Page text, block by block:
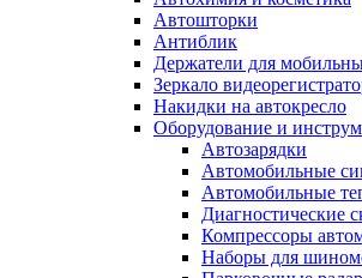
Автошторки
Антиблик
Держатели для
Зеркало
Накидки на автокресло
Оборудование и
Автозарядки
Автомобильные
Автомобильные
Диагностические
Компрессоры
Наборы для